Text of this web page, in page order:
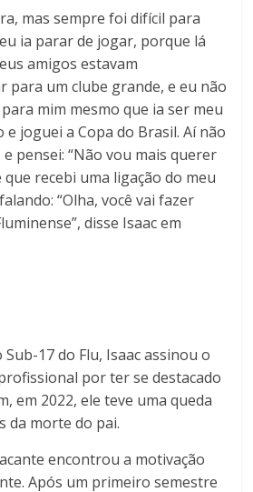
mas sempre foi difícil para
ia parar de jogar, porque lá
amigos estavam
para um clube grande, e eu não
mim mesmo que ia ser meu
joguei a Copa do Brasil. Aí não
pensei: “Não vou mais querer
que recebi uma ligação do meu
“Olha, você vai fazer
disse Isaac em
17 do Flu, Isaac assinou o
por ter se destacado
em 2022, ele teve uma queda
da morte do pai.
encontrou a motivação
Após um primeiro semestre